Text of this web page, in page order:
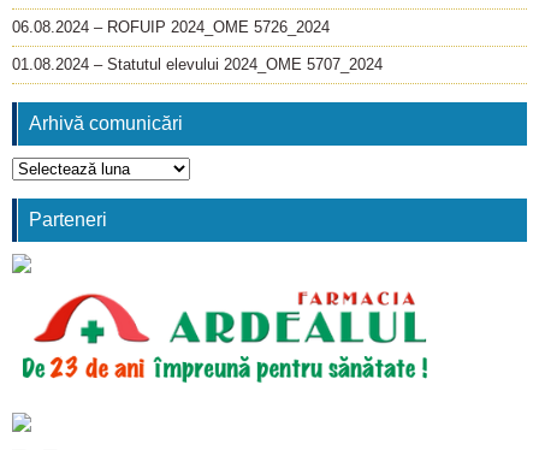
06.08.2024 – ROFUIP 2024_OME 5726_2024
01.08.2024 – Statutul elevului 2024_OME 5707_2024
Arhivă comunicări
Arhivă
comunicări
Parteneri